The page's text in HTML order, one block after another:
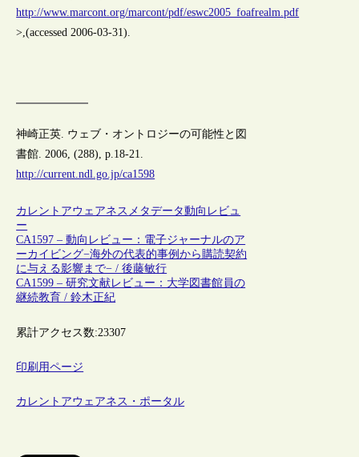
http://www.marcont.org/marcont/pdf/eswc2005_foafrealm.pdf
>,(accessed 2006-03-31).
神崎正英. ウェブ・オントロジーの可能性と図
書館. 2006, (288), p.18-21.
http://current.ndl.go.jp/ca1598
カレントアウェアネス メタデータ動向レビュ
ー
CA1597 – 動向レビュー：電子ジャーナルのア
ーカイビング−海外の代表的事例から購読契約
に与える影響まで− / 後藤敏行
CA1599 – 研究文献レビュー：大学図書館員の
継続教育 / 鈴木正紀
累計アクセス数:23307
印刷用ページ
カレントアウェアネス・ポータル